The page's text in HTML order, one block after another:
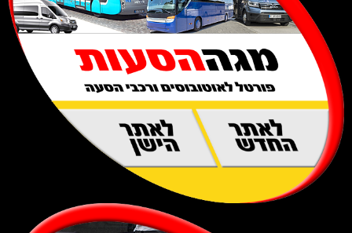
לאתר
החדש
לאתר
הישן